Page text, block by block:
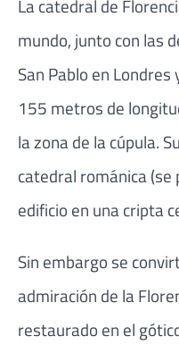
La catedral de
mundo, junto con las
San Pablo en
155 metros de
la zona de la cúpula.
catedral románica
edificio en una cripta
Sin embargo se
admiración de la
restaurado en el